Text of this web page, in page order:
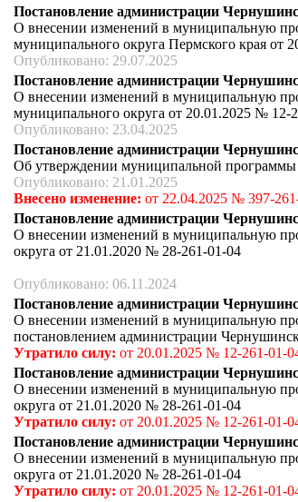
Постановление администрации
О внесении изменений в муниципальную
муниципального округа Пермского края от
Опубликовано: 29.07.2025
Постановление администрации
О внесении изменений в муниципальную
муниципального округа от 20.01.2025 № 12-
Опубликовано: 23.04.2025
Постановление администрации
Об утверждении муниципальной программы
Опубликовано: 21.01.2025
Внесено изменение: от 22.04.2025 № 397-
Постановление администрации
О внесении изменений в муниципальную
округа от 21.01.2020 № 28-261-01-04
Опубликовано: 06.11.2024
Постановление администрации
О внесении изменений в муниципальную
постановлением администрации
Утратило силу: от 20.01.2025 № 12-261-01-
Постановление администрации
О внесении изменений в муниципальную
округа от 21.01.2020 № 28-261-01-04
Утратило силу: от 20.01.2025 № 12-261-01-
Постановление администрации
О внесении изменений в муниципальную
округа от 21.01.2020 № 28-261-01-04
Утратило силу: от 20.01.2025 № 12-261-01-